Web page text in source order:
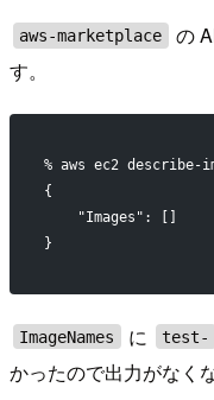
aws-marketplace
の
す。
% aws ec2 describe-
{
    "Images": []
}
ImageNames に test-
かったので出力がなく